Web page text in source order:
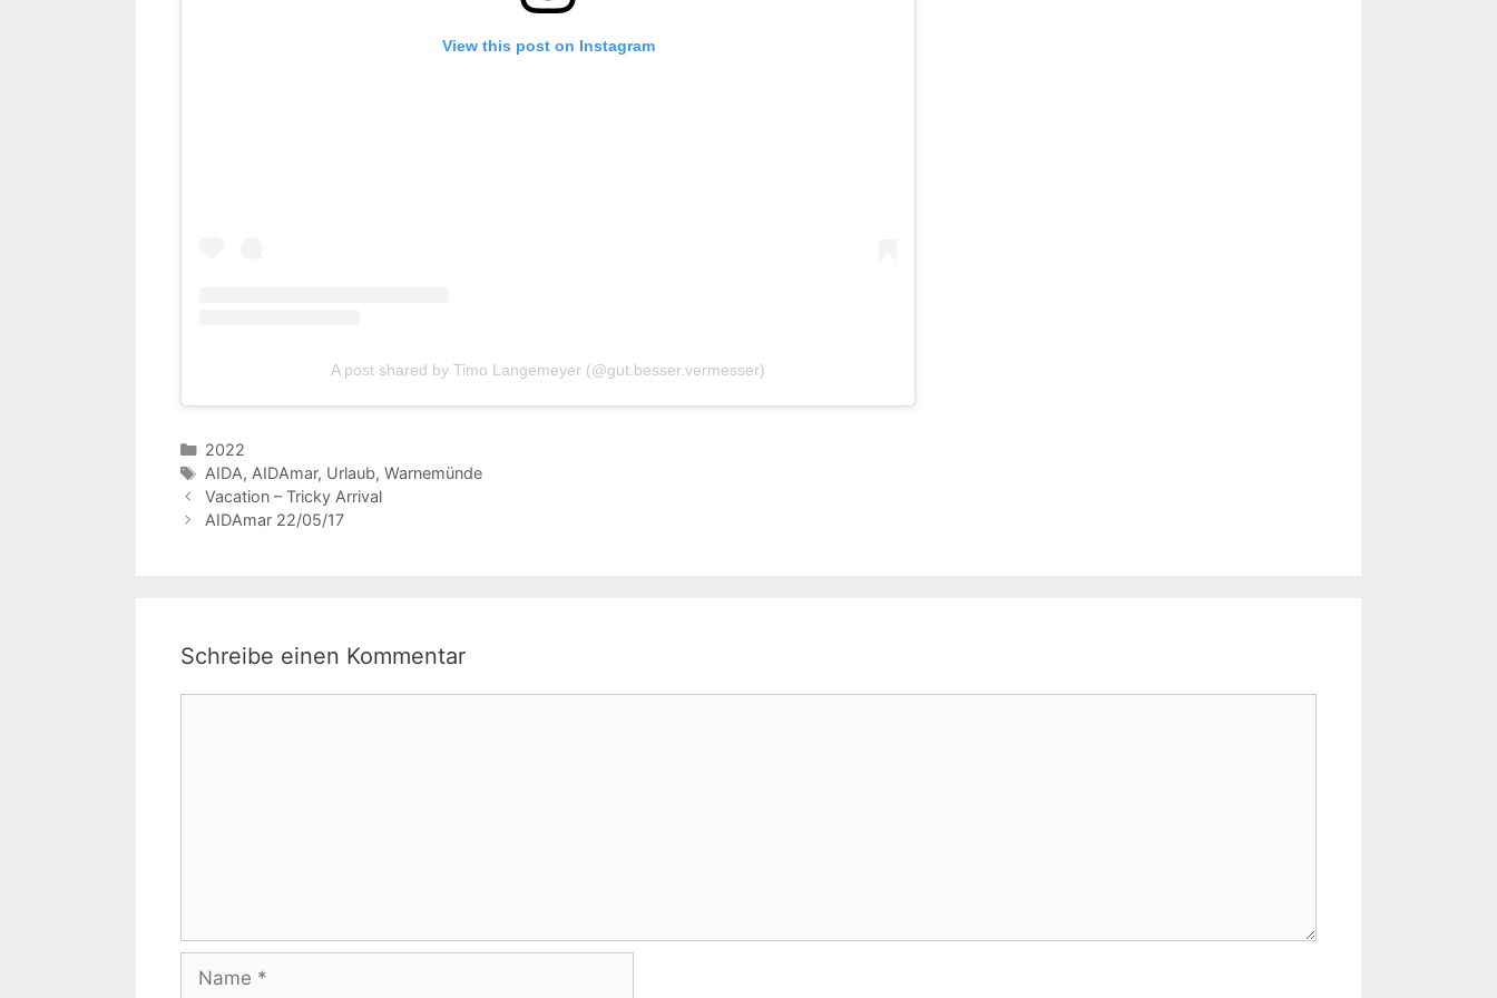
View this post on Instagram
A post shared by Timo Langemeyer (@gut.besser.vermesser)
Kategorien
2022
Schlagwörter
AIDA, AIDAmar, Urlaub, Warnemünde
Vacation – Tricky Arrival
AIDAmar 22/05/17
Schreibe einen Kommentar
Name